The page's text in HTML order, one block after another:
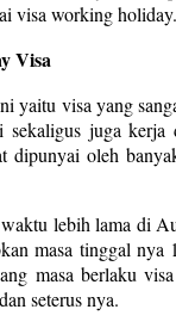
visa working holiday.
Visa
yaitu visa yang
sekaligus juga
dipunyai oleh
lebih lama di
masa tinggal nya
masa berlaku
seterus nya.